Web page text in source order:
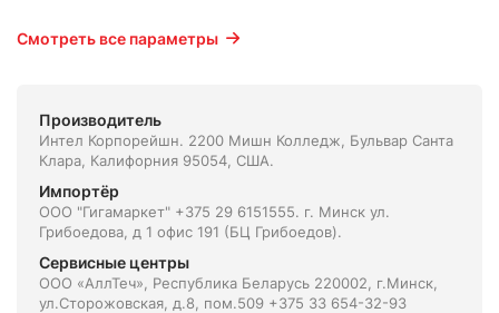
Смотреть все параметры
Производитель
Интел Корпорейшн. 2200 Мишн Колледж, Бульвар Санта
Клара, Калифорния 95054, США.
Импортёр
ООО "Гигамаркет" +375 29 6151555. г. Минск ул.
Грибоедова, д 1 офис 191 (БЦ Грибоедов).
Сервисные центры
ООО «АллТеч», Республика Беларусь 220002, г.Минск,
ул.Сторожовская, д.8, пом.509 +375 33 654-32-93